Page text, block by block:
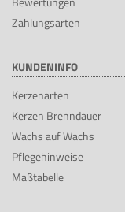
Zahlungsarten
KUNDENINFO
Kerzenarten
Kerzen Brenndauer
Wachs auf Wachs
Pflegehinweise
Maßtabelle